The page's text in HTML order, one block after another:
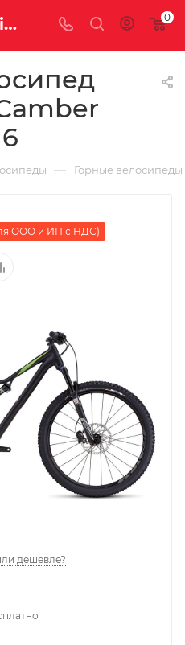
Купить Specialized Camber Comp 29 2016 за рублей, а со скидкой 0
— Горные велосипеды
ООО и ИП с НДС)
дешевле?